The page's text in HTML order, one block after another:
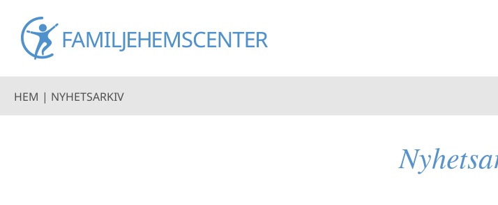
HEM | NYHETSARKIV